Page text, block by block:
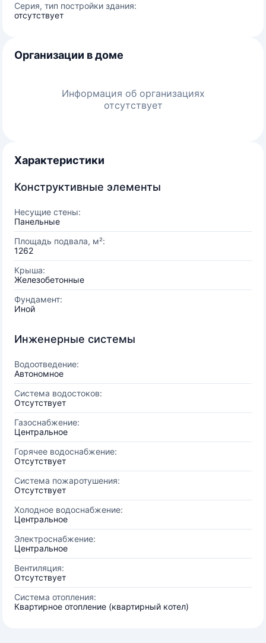
Серия, тип постройки здания:
отсутствует
Организации в доме
Информация об организациях
отсутствует
Характеристики
Конструктивные элементы
Несущие стены:
Панельные
Площадь подвала, м²:
1262
Крыша:
Железобетонные
Фундамент:
Иной
Инженерные системы
Водоотведение:
Автономное
Система водостоков:
Отсутствует
Газоснабжение:
Центральное
Горячее водоснабжение:
Отсутствует
Система пожаротушения:
Отсутствует
Холодное водоснабжение:
Центральное
Электроснабжение:
Центральное
Вентиляция:
Отсутствует
Система отопления:
Квартирное отопление (квартирный котел)